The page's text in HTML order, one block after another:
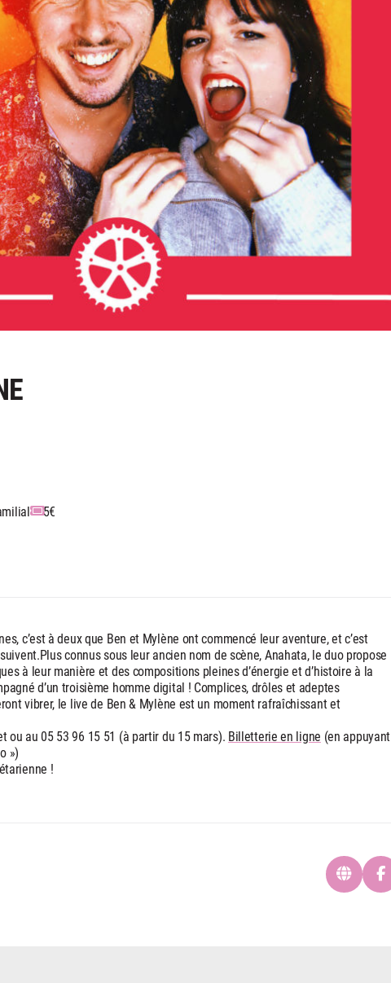
5€
c’est à deux que Ben et Mylène ont commencé leur aventure, et c’est
connus sous leur ancien nom de scène, Anahata, le duo propose
à leur manière et des compositions pleines d’énergie et d’histoire à la
d’un troisième homme digital ! Complices, drôles et adeptes
vibrer, le live de Ben & Mylène est un moment rafraîchissant et
ou au 05 53 96 15 51 (à partir du 15 mars). Billetterie en ligne (en appuyant
»)
!